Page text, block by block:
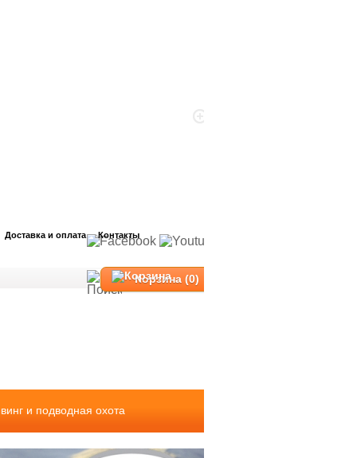
Корзина (0)
Доставка и оплата Контакты
и подводная охота